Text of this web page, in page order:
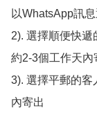
以WhatsApp訊
2). 選擇順便快
約2-3個工作天內
3). 選擇平郵的客
內寄出